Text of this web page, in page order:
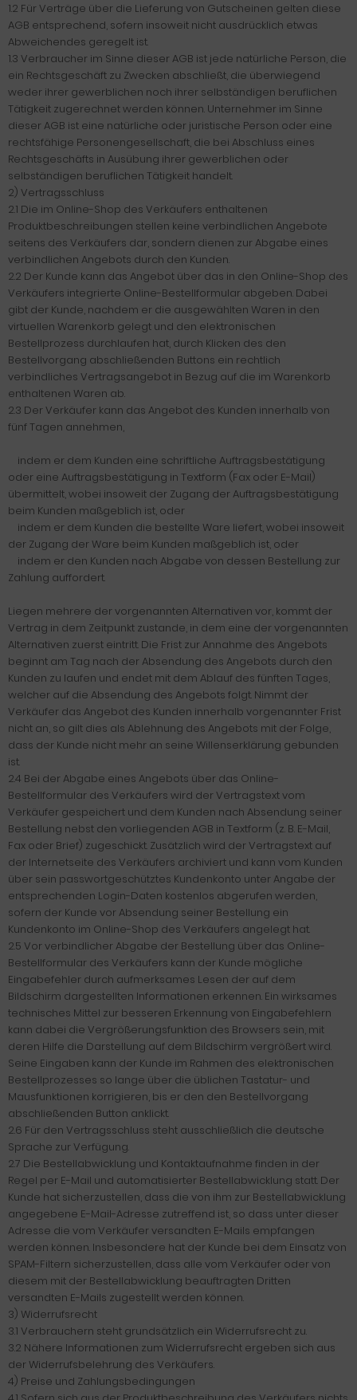
1.2 Für Verträge über die Lieferung von Gutscheinen gelten diese
AGB entsprechend, sofern insoweit nicht ausdrücklich etwas
Abweichendes geregelt ist.
1.3 Verbraucher im Sinne dieser AGB ist jede natürliche Person, die
ein Rechtsgeschäft zu Zwecken abschließt, die überwiegend
weder ihrer gewerblichen noch ihrer selbständigen beruflichen
Tätigkeit zugerechnet werden können. Unternehmer im Sinne
dieser AGB ist eine natürliche oder juristische Person oder eine
rechtsfähige Personengesellschaft, die bei Abschluss eines
Rechtsgeschäfts in Ausübung ihrer gewerblichen oder
selbständigen beruflichen Tätigkeit handelt.
2) Vertragsschluss
2.1 Die im Online-Shop des Verkäufers enthaltenen
Produktbeschreibungen stellen keine verbindlichen Angebote
seitens des Verkäufers dar, sondern dienen zur Abgabe eines
verbindlichen Angebots durch den Kunden.
2.2 Der Kunde kann das Angebot über das in den Online-Shop des
Verkäufers integrierte Online-Bestellformular abgeben. Dabei
gibt der Kunde, nachdem er die ausgewählten Waren in den
virtuellen Warenkorb gelegt und den elektronischen
Bestellprozess durchlaufen hat, durch Klicken des den
Bestellvorgang abschließenden Buttons ein rechtlich
verbindliches Vertragsangebot in Bezug auf die im Warenkorb
enthaltenen Waren ab.
2.3 Der Verkäufer kann das Angebot des Kunden innerhalb von
fünf Tagen annehmen,
indem er dem Kunden eine schriftliche Auftragsbestätigung
oder eine Auftragsbestätigung in Textform (Fax oder E-Mail)
übermittelt, wobei insoweit der Zugang der Auftragsbestätigung
beim Kunden maßgeblich ist, oder
indem er dem Kunden die bestellte Ware liefert, wobei insoweit
der Zugang der Ware beim Kunden maßgeblich ist, oder
indem er den Kunden nach Abgabe von dessen Bestellung zur
Zahlung auffordert.
Liegen mehrere der vorgenannten Alternativen vor, kommt der
Vertrag in dem Zeitpunkt zustande, in dem eine der vorgenannten
Alternativen zuerst eintritt. Die Frist zur Annahme des Angebots
beginnt am Tag nach der Absendung des Angebots durch den
Kunden zu laufen und endet mit dem Ablauf des fünften Tages,
welcher auf die Absendung des Angebots folgt. Nimmt der
Verkäufer das Angebot des Kunden innerhalb vorgenannter Frist
nicht an, so gilt dies als Ablehnung des Angebots mit der Folge,
dass der Kunde nicht mehr an seine Willenserklärung gebunden
ist.
2.4 Bei der Abgabe eines Angebots über das Online-
Bestellformular des Verkäufers wird der Vertragstext vom
Verkäufer gespeichert und dem Kunden nach Absendung seiner
Bestellung nebst den vorliegenden AGB in Textform (z. B. E-Mail,
Fax oder Brief) zugeschickt. Zusätzlich wird der Vertragstext auf
der Internetseite des Verkäufers archiviert und kann vom Kunden
über sein passwortgeschütztes Kundenkonto unter Angabe der
entsprechenden Login-Daten kostenlos abgerufen werden,
sofern der Kunde vor Absendung seiner Bestellung ein
Kundenkonto im Online-Shop des Verkäufers angelegt hat.
2.5 Vor verbindlicher Abgabe der Bestellung über das Online-
Bestellformular des Verkäufers kann der Kunde mögliche
Eingabefehler durch aufmerksames Lesen der auf dem
Bildschirm dargestellten Informationen erkennen. Ein wirksames
technisches Mittel zur besseren Erkennung von Eingabefehlern
kann dabei die Vergrößerungsfunktion des Browsers sein, mit
deren Hilfe die Darstellung auf dem Bildschirm vergrößert wird.
Seine Eingaben kann der Kunde im Rahmen des elektronischen
Bestellprozesses so lange über die üblichen Tastatur- und
Mausfunktionen korrigieren, bis er den den Bestellvorgang
abschließenden Button anklickt.
2.6 Für den Vertragsschluss steht ausschließlich die deutsche
Sprache zur Verfügung.
2.7 Die Bestellabwicklung und Kontaktaufnahme finden in der
Regel per E-Mail und automatisierter Bestellabwicklung statt. Der
Kunde hat sicherzustellen, dass die von ihm zur Bestellabwicklung
angegebene E-Mail-Adresse zutreffend ist, so dass unter dieser
Adresse die vom Verkäufer versandten E-Mails empfangen
werden können. Insbesondere hat der Kunde bei dem Einsatz von
SPAM-Filtern sicherzustellen, dass alle vom Verkäufer oder von
diesem mit der Bestellabwicklung beauftragten Dritten
versandten E-Mails zugestellt werden können.
3) Widerrufsrecht
3.1 Verbrauchern steht grundsätzlich ein Widerrufsrecht zu.
3.2 Nähere Informationen zum Widerrufsrecht ergeben sich aus
der Widerrufsbelehrung des Verkäufers.
4) Preise und Zahlungsbedingungen